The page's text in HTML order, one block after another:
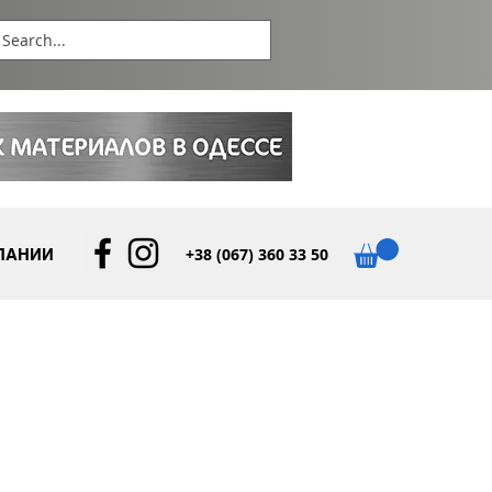
+38 (067) 360 33 50